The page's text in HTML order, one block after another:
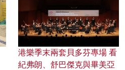
港樂季末兩套貝多芬專場 看
紀弗朗、舒巴傑克與畢美亞